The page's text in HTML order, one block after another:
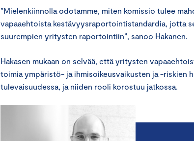
”Mielenkiinnolla odotamme, miten komissio tulee
vapaaehtoista kestävyysraportointistandardia, jotta
suurempien yritysten raportointiin”, sanoo Hakanen.
Hakasen mukaan on selvää, että yritysten
toimia ympäristö- ja ihmisoikeusvaikusten ja -riskien
tulevaisuudessa, ja niiden rooli korostuu jatkossa.